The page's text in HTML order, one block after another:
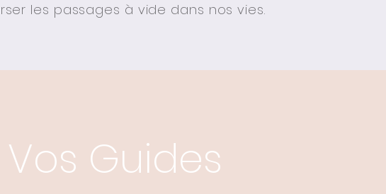
les passages à vide dans nos vies.
Vos Guides